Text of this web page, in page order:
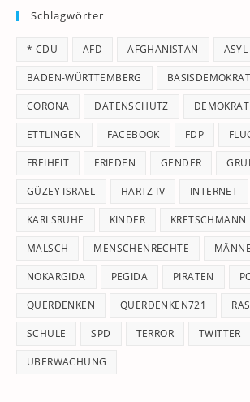
Schlagwörter
* CDU AFD AFGHANISTAN ASYL
BADEN-WÜRTTEMBERG
CORONA DATENSCHUTZ
ETTLINGEN FACEBOOK FDP
FREIHEIT FRIEDEN GENDER
GÜZEY ISRAEL HARTZ IV INTERNET
KARLSRUHE KINDER KRETSCHMANN
MALSCH MENSCHENRECHTE
NOKARGIDA PEGIDA PIRATEN
QUERDENKEN QUERDENKEN721
SCHULE SPD TERROR TWITTER
ÜBERWACHUNG